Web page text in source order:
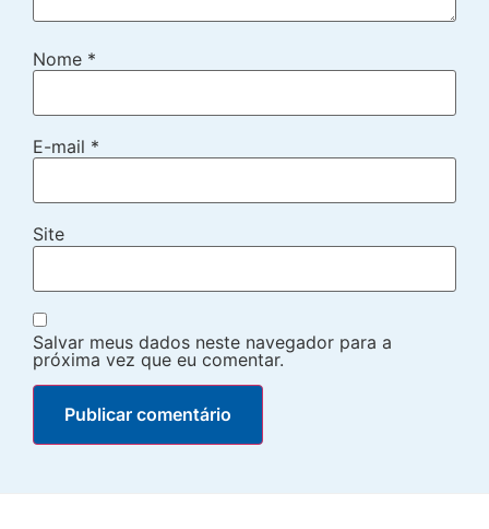
Nome *
E-mail *
Site
Salvar meus dados neste navegador para a
próxima vez que eu comentar.